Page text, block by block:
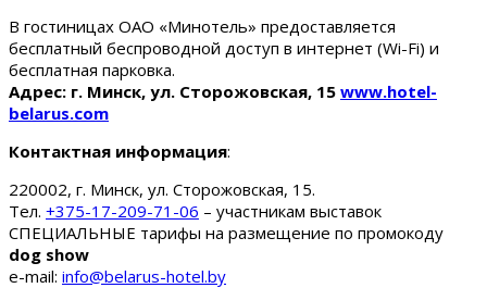
В гостиницах ОАО «Минотель» предоставляется
бесплатный беспроводной доступ в интернет (Wi-Fi) и
бесплатная парковка.
Адрес: г. Минск, ул. Сторожовская, 15 www.hotel-
belarus.com
Контактная информация:
220002, г. Минск, ул. Сторожовская, 15.
Тел. +375-17-209-71-06 – участникам выставок
СПЕЦИАЛЬНЫЕ тарифы на размещение по промокоду
dog show
e-mail: info@belarus-hotel.by